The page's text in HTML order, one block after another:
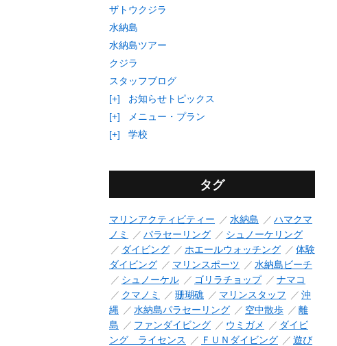
ザトウクジラ
水納島
水納島ツアー
クジラ
スタッフブログ
[+]
お知らせトピックス
[+]
メニュー・プラン
[+]
学校
タグ
マリンアクティビティー 水納島
ハマクマ
ノミ
パラセーリング
シュノーケリング
ダイビング
ホエールウォッチング
体験
ダイビング
マリンスポーツ
水納島ビーチ
シュノーケル
ゴリラチョップ
ナマコ
クマノミ
珊瑚礁 マリンスタッフ
沖
縄
水納島パラセーリング 空中散歩
離
島
ファンダイビング ウミガメ
ダイビ
ング ライセンス
ＦＵＮダイビング
遊び